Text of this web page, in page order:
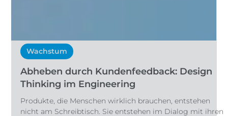
Wachstum
Abheben durch Kundenfeedback: Design
Thinking im Engineering